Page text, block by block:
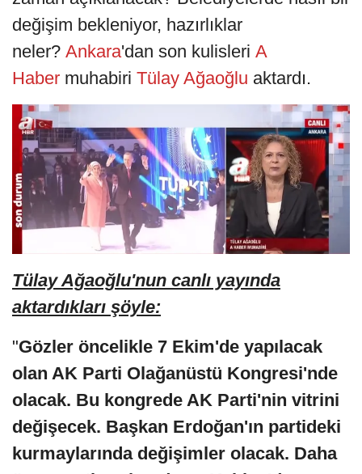
değişim bekleniyor, hazırlıklar
neler? Ankara'dan son kulisleri A
Haber muhabiri Tülay Ağaoğlu aktardı.
Tülay Ağaoğlu'nun canlı yayında
aktardıkları şöyle:
"Gözler öncelikle 7 Ekim'de yapılacak
olan AK Parti Olağanüstü Kongresi'nde
olacak. Bu kongrede AK Parti'nin vitrini
değişecek. Başkan Erdoğan'ın partideki
kurmaylarında değişimler olacak. Daha